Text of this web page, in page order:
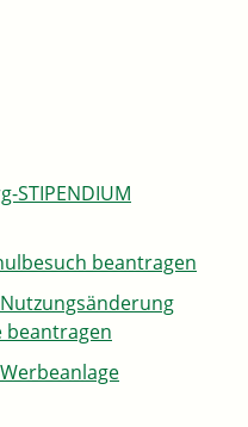
STIPENDIUM
beantragen
beantragen